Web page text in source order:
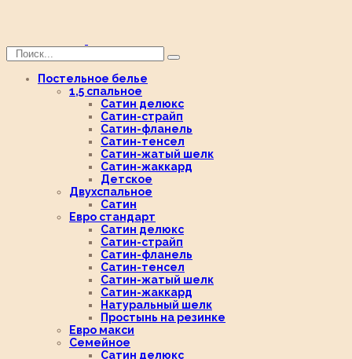
Постельное белье
1,5 спальное
Сатин делюкс
Сатин-страйп
Сатин-фланель
Сатин-тенсел
Сатин-жатый шелк
Сатин-жаккард
Детское
Двухспальное
Сатин
Евро стандарт
Сатин делюкс
Сатин-страйп
Сатин-фланель
Сатин-тенсел
Сатин-жатый шелк
Сатин-жаккард
Натуральный шелк
Простынь на резинке
Евро макси
Семейное
Сатин делюкс